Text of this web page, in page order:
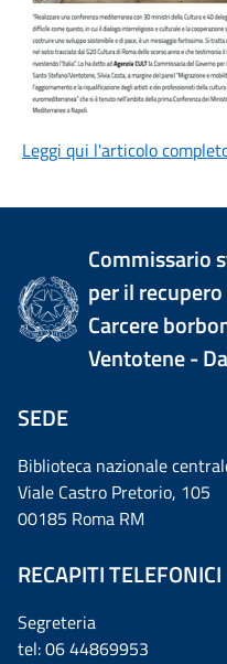
Leggi qui l'articolo
Commissario
per il
Carcere
Ventotene -
SEDE
Biblioteca nazionale
Viale Castro Pretorio, 105
00185 Roma RM
RECAPITI TELEFONICI
Segreteria
tel: 06 44869953